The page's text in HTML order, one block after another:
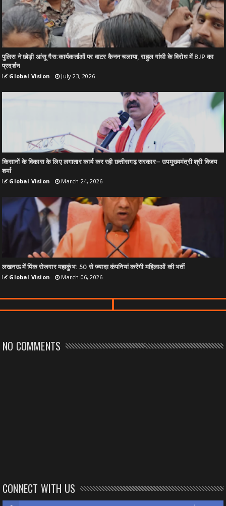
पुलिस ने छोड़ी आंसू गैस:कार्यकर्ताओं पर वाटर कैनन चलाया, राहुल गांधी के विरोध में BJP का
प्रदर्शन
Global Vision July 23, 2026
किसानों के विकास के लिए लगातार कार्य कर रही छत्तीसगढ़ सरकार– उपमुख्यमंत्री श्री विजय
शर्मा
Global Vision March 24, 2026
लखनऊ में पिंक रोजगार महाकुंभ: 50 से ज्यादा कंपनियां करेंगी महिलाओं की भर्ती
Global Vision March 06, 2026
NO COMMENTS
CONNECT WITH US